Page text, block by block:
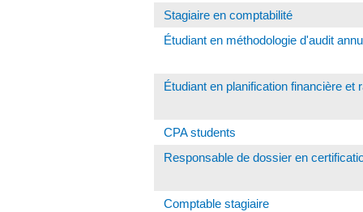
Stagiaire en comptabilité
Étudiant en méthodologie d'audit
Étudiant en planification financière et
CPA students
Responsable de dossier en
Comptable stagiaire